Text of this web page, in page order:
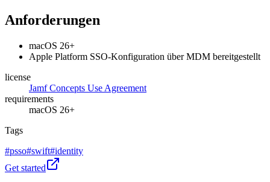
Anforderungen
macOS 26+
Apple Platform SSO-Konfiguration über MDM bereitgestellt
license
Jamf Concepts Use Agreement
requirements
macOS 26+
Tags
#psso#swift#identity
Get started